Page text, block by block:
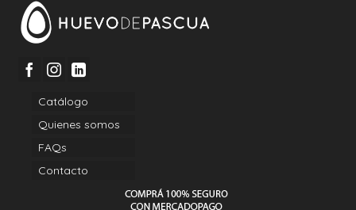
Catálogo
Quienes somos
FAQs
Contacto